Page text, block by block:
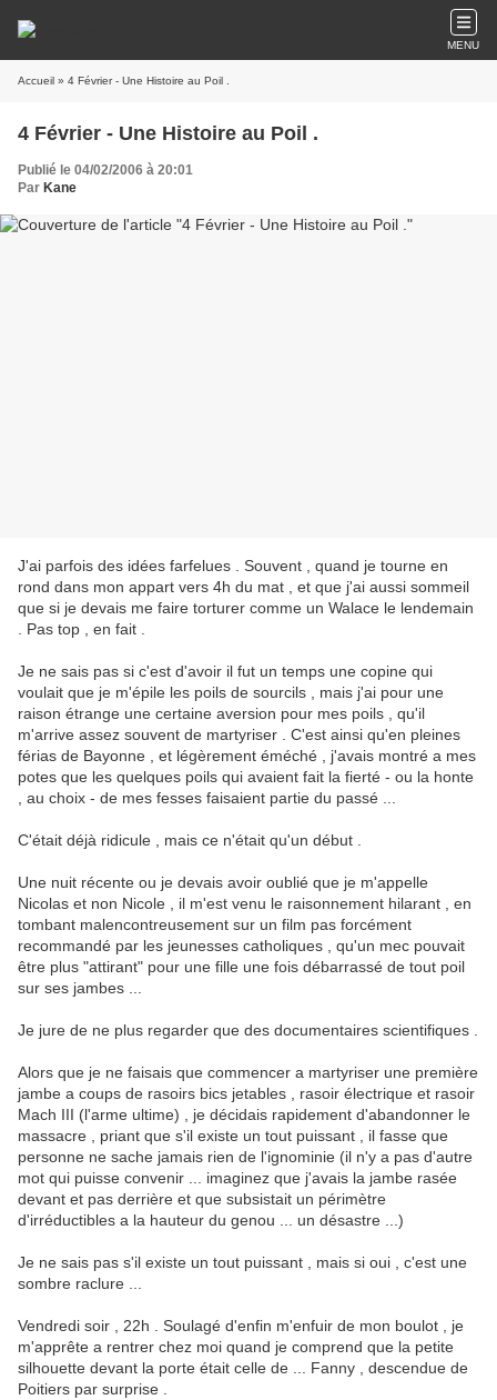
MENU
Accueil » 4 Février - Une Histoire au Poil .
4 Février - Une Histoire au Poil .
Publié le 04/02/2006 à 20:01
Par Kane
J'ai parfois des idées farfelues . Souvent , quand je tourne en
rond dans mon appart vers 4h du mat , et que j'ai aussi sommeil
que si je devais me faire torturer comme un Walace le lendemain
. Pas top , en fait .
Je ne sais pas si c'est d'avoir il fut un temps une copine qui
voulait que je m'épile les poils de sourcils , mais j'ai pour une
raison étrange une certaine aversion pour mes poils , qu'il
m'arrive assez souvent de martyriser . C'est ainsi qu'en pleines
férias de Bayonne , et légèrement éméché , j'avais montré a mes
potes que les quelques poils qui avaient fait la fierté - ou la honte
, au choix - de mes fesses faisaient partie du passé ...
C'était déjà ridicule , mais ce n'était qu'un début .
Une nuit récente ou je devais avoir oublié que je m'appelle
Nicolas et non Nicole , il m'est venu le raisonnement hilarant , en
tombant malencontreusement sur un film pas forcément
recommandé par les jeunesses catholiques , qu'un mec pouvait
être plus "attirant" pour une fille une fois débarrassé de tout poil
sur ses jambes ...
Je jure de ne plus regarder que des documentaires scientifiques .
Alors que je ne faisais que commencer a martyriser une première
jambe a coups de rasoirs bics jetables , rasoir électrique et rasoir
Mach III (l'arme ultime) , je décidais rapidement d'abandonner le
massacre , priant que s'il existe un tout puissant , il fasse que
personne ne sache jamais rien de l'ignominie (il n'y a pas d'autre
mot qui puisse convenir ... imaginez que j'avais la jambe rasée
devant et pas derrière et que subsistait un périmètre
d'irréductibles a la hauteur du genou ... un désastre ...)
Je ne sais pas s'il existe un tout puissant , mais si oui , c'est une
sombre raclure ...
Vendredi soir , 22h . Soulagé d'enfin m'enfuir de mon boulot , je
m'apprête a rentrer chez moi quand je comprend que la petite
silhouette devant la porte était celle de ... Fanny , descendue de
Poitiers par surprise .